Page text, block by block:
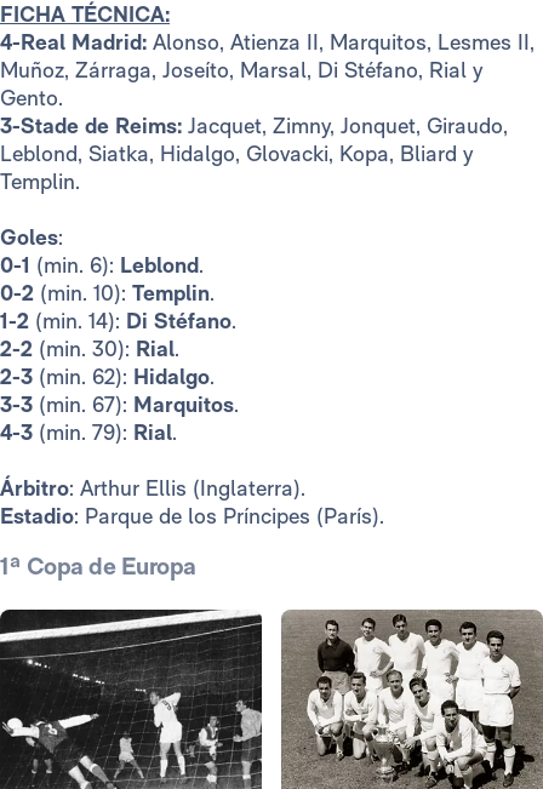
FICHA TÉCNICA:
4-Real Madrid: Alonso, Atienza II, Marquitos, Lesmes II,
Muñoz, Zárraga, Joseíto, Marsal, Di Stéfano, Rial y
Gento.
3-Stade de Reims: Jacquet, Zimny, Jonquet, Giraudo,
Leblond, Siatka, Hidalgo, Glovacki, Kopa, Bliard y
Templin.
Goles:
0-1 (min. 6): Leblond.
0-2 (min. 10): Templin.
1-2 (min. 14): Di Stéfano.
2-2 (min. 30): Rial.
2-3 (min. 62): Hidalgo.
3-3 (min. 67): Marquitos.
4-3 (min. 79): Rial.
Árbitro: Arthur Ellis (Inglaterra).
Estadio: Parque de los Príncipes (París).
1ª Copa de Europa